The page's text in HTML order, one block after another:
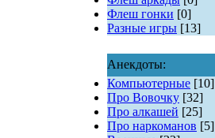
Флеш гонки [0]
Разные игры[13]
Анекдоты:
Компьютерные[10]
Про Вовочку[32]
Про алкашей [25]
Про наркоманов [5]